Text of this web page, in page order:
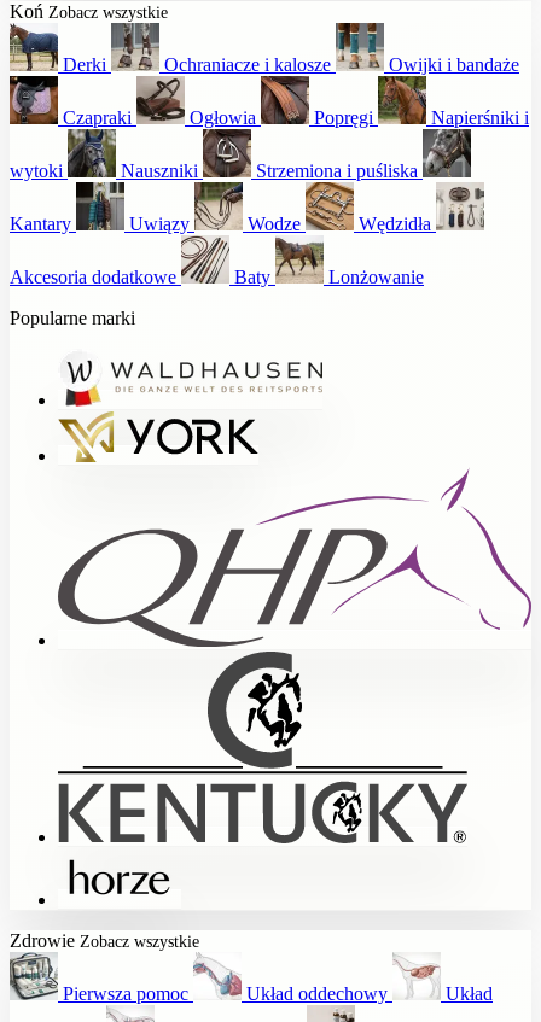
Koń Zobacz wszystkie
Derki Ochraniacze i kalosze Owijki i bandaże
Czapraki Ogłowia Popręgi Napierśniki i
wytoki Nauszniki Strzemiona i puśliska
Kantary Uwiązy Wodze Wędzidła
Akcesoria dodatkowe Baty
Lonżowanie
Popularne marki
Zdrowie Zobacz wszystkie
Pierwsza pomoc Układ oddechowy Układ